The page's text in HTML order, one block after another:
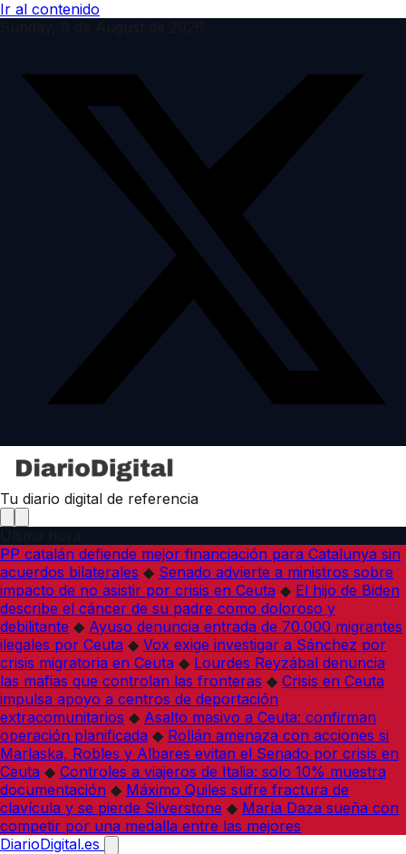
Ir al contenido
Tu diario digital de referencia
PP catalán defiende mejor financiación para Catalunya sin
acuerdos bilaterales ◆ Senado advierte a ministros sobre
impacto de no asistir por crisis en Ceuta ◆ El hijo de Biden
describe el cáncer de su padre como doloroso y
debilitante ◆ Ayuso denuncia entrada de 70.000 migrantes
ilegales por Ceuta ◆ Vox exige investigar a Sánchez por
crisis migratoria en Ceuta ◆ Lourdes Reyzábal denuncia
las mafias que controlan las fronteras ◆ Crisis en Ceuta
impulsa apoyo a centros de deportación
extracomunitarios ◆ Asalto masivo a Ceuta: confirman
operación planificada ◆ Rollán amenaza con acciones si
Marlaska, Robles y Albares evitan el Senado por crisis en
Ceuta ◆ Controles a viajeros de Italia: solo 10% muestra
documentación ◆ Máximo Quiles sufre fractura de
clavícula y se pierde Silverstone ◆ María Daza sueña con
competir por una medalla entre las mejores
DiarioDigital.es